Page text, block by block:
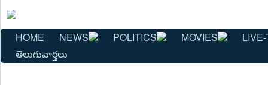
HOME NEWS POLITICS MOVIES
తెలుగువార్తలు